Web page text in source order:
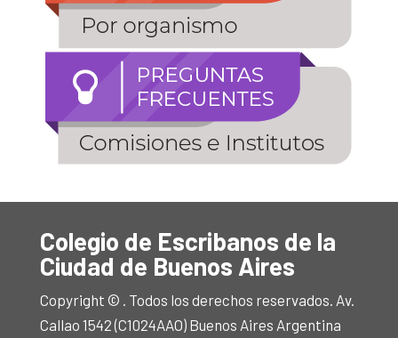
Colegio de Escribanos de la
Ciudad de Buenos Aires
Copyright © . Todos los derechos reservados. Av.
Callao 1542 (C1024AAO) Buenos Aires Argentina